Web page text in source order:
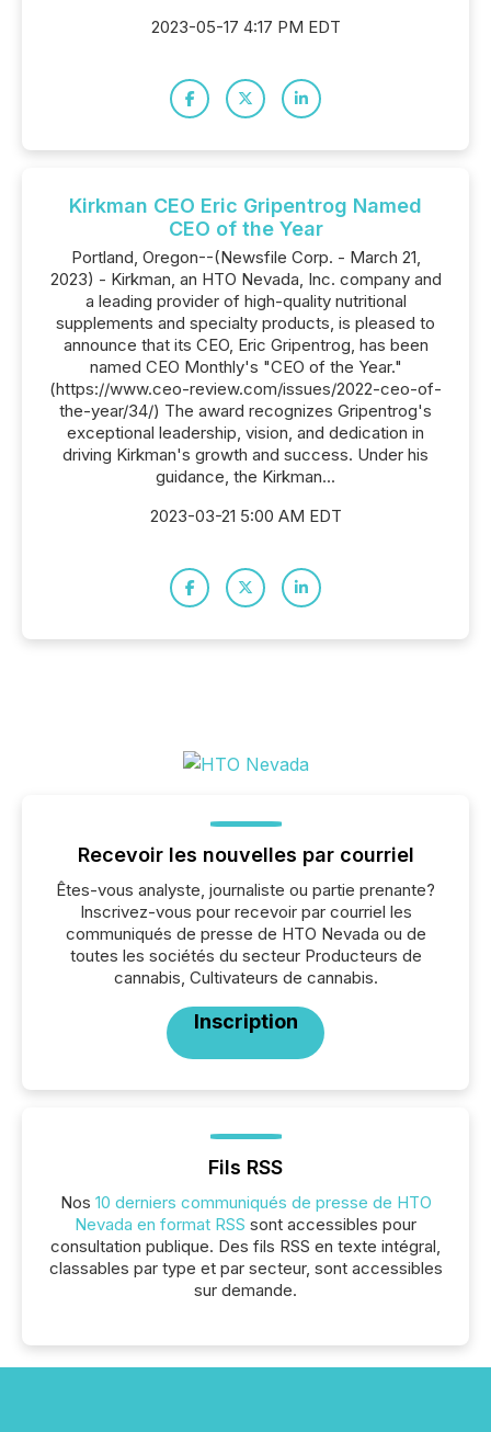
2023-05-17 4:17 PM EDT
Kirkman CEO Eric Gripentrog Named
CEO of the Year
Portland, Oregon--(Newsfile Corp. - March 21,
2023) - Kirkman, an HTO Nevada, Inc. company and
a leading provider of high-quality nutritional
supplements and specialty products, is pleased to
announce that its CEO, Eric Gripentrog, has been
named CEO Monthly's "CEO of the Year."
(https://www.ceo-review.com/issues/2022-ceo-of-
the-year/34/) The award recognizes Gripentrog's
exceptional leadership, vision, and dedication in
driving Kirkman's growth and success. Under his
guidance, the Kirkman...
2023-03-21 5:00 AM EDT
Recevoir les nouvelles par courriel
Êtes-vous analyste, journaliste ou partie prenante?
Inscrivez-vous pour recevoir par courriel les
communiqués de presse de HTO Nevada ou de
toutes les sociétés du secteur Producteurs de
cannabis, Cultivateurs de cannabis.
Inscription
Fils RSS
Nos 10 derniers communiqués de presse de HTO
Nevada en format RSS sont accessibles pour
consultation publique. Des fils RSS en texte intégral,
classables par type et par secteur, sont accessibles
sur demande.